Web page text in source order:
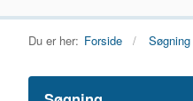
Du er her: Forside Søgning